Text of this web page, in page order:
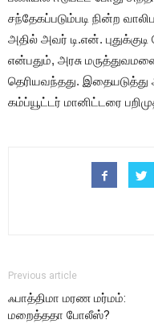
சந்தேகப்படும்படி நின்ற
அதில் அவர் டி.என்.
என்பதும், அரசு
தெரியவந்தது.
கம்ப்யூட்டர் மானிட்டரை
Previous article
ஃபாத்திமா மரண மர்மம்:
மறைத்ததா போலீஸ்?